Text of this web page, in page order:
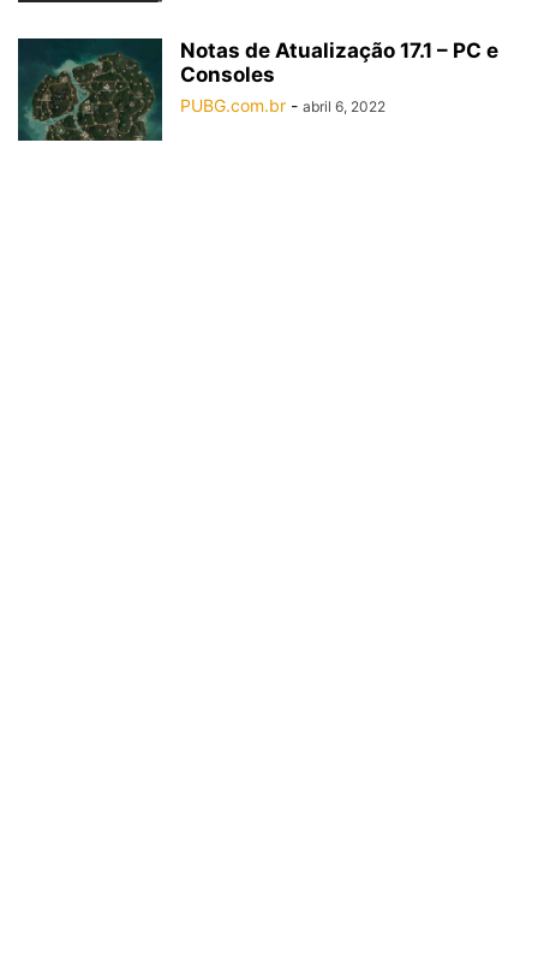
Notas de Atualização 17.1 – PC e
Consoles
PUBG.com.br - abril 6, 2022